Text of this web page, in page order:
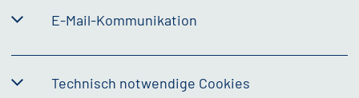
E-Mail-Kommunikation
Technisch notwendige Cookies